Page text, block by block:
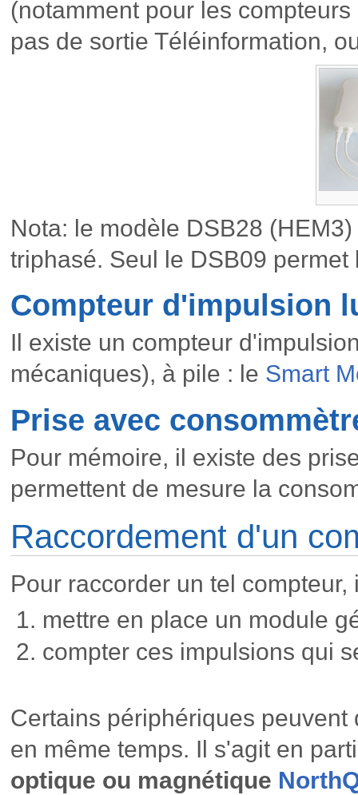
(notamment pour les
pas de sortie Téléinformation,
Nota: le modèle DSB28
triphasé. Seul le DSB09
Compteur d'impulsion
Il existe un compteur
mécaniques), à pile : le Smart
Prise avec
Pour mémoire, il existe des
permettent de mesure la
Raccordement d'un
Pour raccorder un tel
mettre en place un module
compter ces impulsions qui
Certains périphériques
en même temps. Il s'agit en
optique ou magnétique